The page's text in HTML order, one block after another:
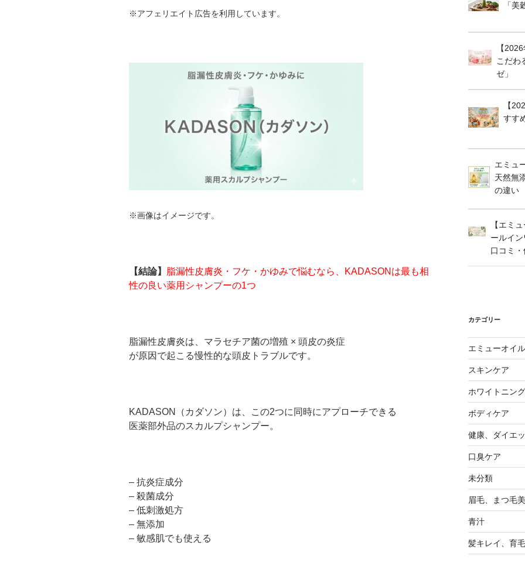
※アフェリエイト広告を利用しています。
※画像はイメージです。
【結論】
脂漏性皮膚炎・フケ・かゆみで悩むなら、KADASONは最も相
性の良い薬用シャンプーの1つ
脂漏性皮膚炎は、マラセチア菌の増殖 × 頭皮の炎症
が原因で起こる慢性的な頭皮トラブルです。
KADASON（カダソン）は、この2つに同時にアプローチできる
医薬部外品のスカルプシャンプー。
– 抗炎症成分
– 殺菌成分
– 低刺激処方
– 無添加
– 敏感肌でも使える
「
【
こだわ
ゼ」
【
すす
エミュ
天然無
の違い
【エミ
ールイ
口コミ
カテゴリー
エミューオイル
スキンケア
ホワイトニング
ボディケア
健康、ダイエ
口臭ケア
未分類
眉毛、まつ毛
青汁
髪キレイ、育